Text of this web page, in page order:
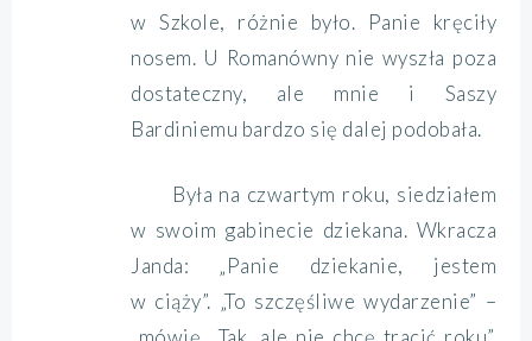
w Szkole, różnie było. Panie kręciły
nosem. U Romanówny nie wyszła poza
dostateczny, ale mnie i Saszy
Bardiniemu bardzo się dalej podobała.
Była na czwartym roku, siedziałem
w swoim gabinecie dziekana. Wkracza
Janda: „Panie dziekanie, jestem
w ciąży”. „To szczęśliwe wydarzenie” –